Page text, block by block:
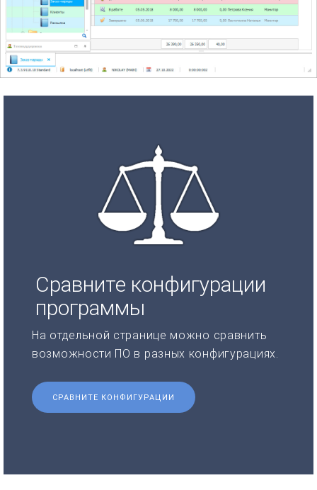
Сравните конфигурации
программы
На отдельной странице можно сравнить
возможности ПО в разных конфигурациях.
СРАВНИТЕ КОНФИГУРАЦИИ